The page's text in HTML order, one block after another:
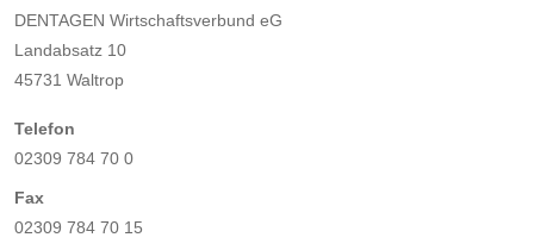
DENTAGEN Wirtschaftsverbund eG
Landabsatz 10
45731 Waltrop
Telefon
02309 784 70 0
Fax
02309 784 70 15